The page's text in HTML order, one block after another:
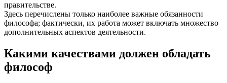
правительстве.
Здесь перечислены только наиболее важные обязанности
философа; фактически, их работа может включать множество
дополнительных аспектов деятельности.
Какими качествами должен обладать
философ